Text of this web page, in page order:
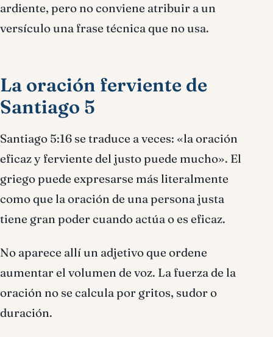
ardiente, pero no conviene atribuir a un
versículo una frase técnica que no usa.
La oración ferviente de
Santiago 5
Santiago 5:16 se traduce a veces: «la oración
eficaz y ferviente del justo puede mucho». El
griego puede expresarse más literalmente
como que la oración de una persona justa
tiene gran poder cuando actúa o es eficaz.
No aparece allí un adjetivo que ordene
aumentar el volumen de voz. La fuerza de la
oración no se calcula por gritos, sudor o
duración.